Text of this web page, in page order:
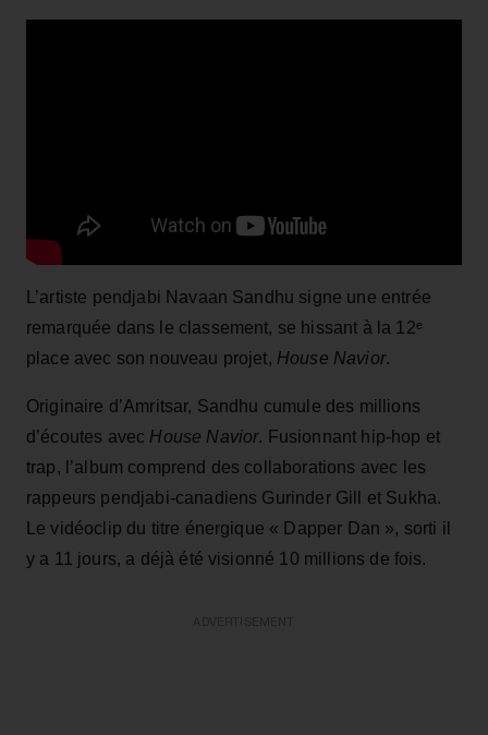
L’artiste pendjabi Navaan Sandhu signe une entrée
remarquée dans le classement, se hissant à la 12ᵉ
place avec son nouveau projet, House Navior.
Originaire d’Amritsar, Sandhu cumule des millions
d’écoutes avec House Navior. Fusionnant hip-hop et
trap, l’album comprend des collaborations avec les
rappeurs pendjabi-canadiens Gurinder Gill et Sukha.
Le vidéoclip du titre énergique « Dapper Dan », sorti il
y a 11 jours, a déjà été visionné 10 millions de fois.